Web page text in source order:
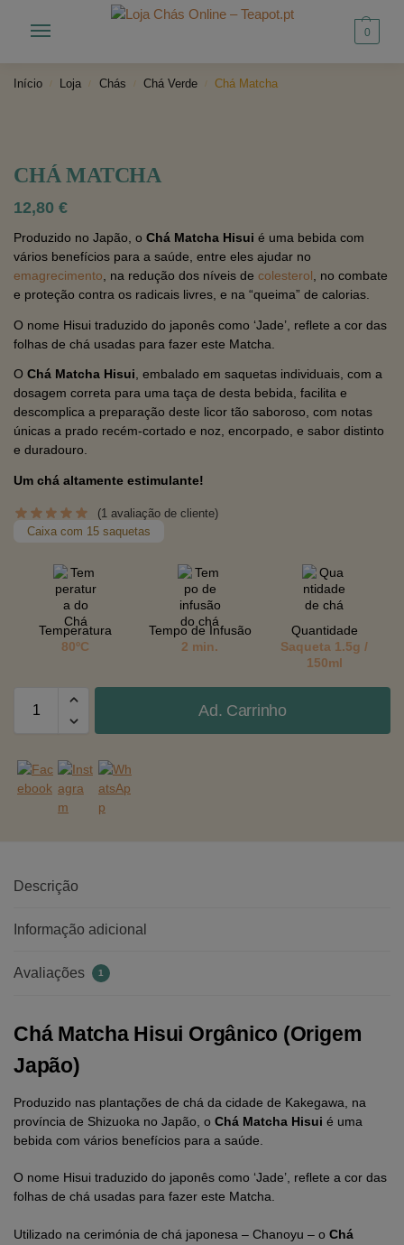
0
Início / Loja / Chás / Chá Verde / Chá Matcha
CHÁ MATCHA
12,80 €
Produzido no Japão, o Chá Matcha Hisui é uma bebida com
vários benefícios para a saúde, entre eles ajudar no
emagrecimento , na redução dos níveis de colesterol , no combate
e proteção contra os radicais livres, e na “queima” de calorias.
O nome Hisui traduzido do japonês como ‘Jade’, reflete a cor das
folhas de chá usadas para fazer este Matcha.
O Chá Matcha Hisui, embalado em saquetas individuais, com a
dosagem correta para uma taça de desta bebida, facilita e
descomplica a preparação deste licor tão saboroso, com notas
únicas a prado recém-cortado e noz, encorpado, e sabor distinto
e duradouro.
Um chá altamente estimulante!
(1 avaliação de cliente)
Caixa com 15 saquetas
Temperatura
80ºC
Tempo de Infusão
2 min.
Quantidade
Saqueta 1.5g /
150ml
Ad. Carrinho
Descrição
Informação adicional
Avaliações 1
Chá Matcha Hisui Orgânico (Origem
Japão)
Produzido nas plantações de chá da cidade de Kakegawa, na
província de Shizuoka no Japão, o Chá Matcha Hisui é uma
bebida com vários benefícios para a saúde.
O nome Hisui traduzido do japonês como ‘Jade’, reflete a cor das
folhas de chá usadas para fazer este Matcha.
Utilizado na cerimónia de chá japonesa – Chanoyu – o Chá